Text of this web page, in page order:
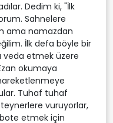
Dedim ki, "İlk
Sahnelere
ama namazdan
İlk defa böyle bir
veda etmek üzere
okumaya
Tuhaf tuhaf
vuruyorlar,
etmek için